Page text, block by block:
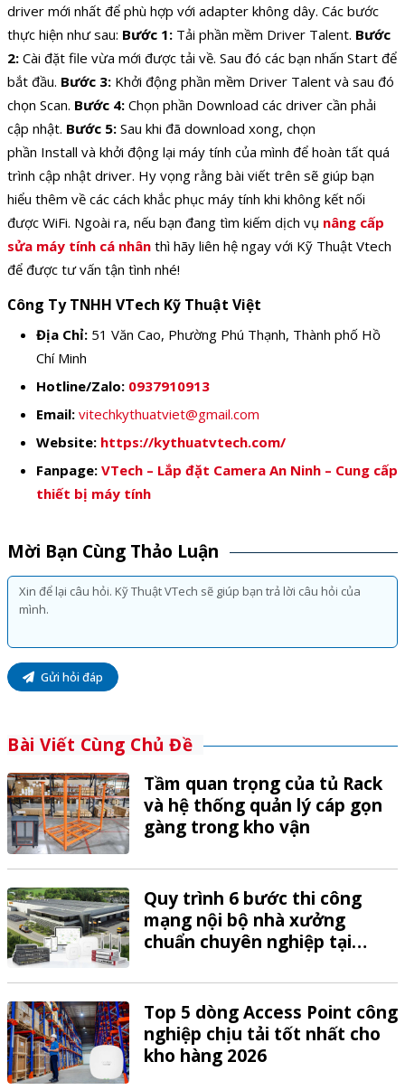
driver mới nhất để phù hợp với adapter không dây. Các bước
thực hiện như sau: Bước 1: Tải phần mềm Driver Talent. Bước
2: Cài đặt file vừa mới được tải về. Sau đó các bạn nhấn Start để
bắt đầu. Bước 3: Khởi động phần mềm Driver Talent và sau đó
chọn Scan. Bước 4: Chọn phần Download các driver cần phải
cập nhật. Bước 5: Sau khi đã download xong, chọn
phần Install và khởi động lại máy tính của mình để hoàn tất quá
trình cập nhật driver. Hy vọng rằng bài viết trên sẽ giúp bạn
hiểu thêm về các cách khắc phục máy tính khi không kết nối
được WiFi. Ngoài ra, nếu bạn đang tìm kiếm dịch vụ nâng cấp
sửa máy tính cá nhân thì hãy liên hệ ngay với Kỹ Thuật Vtech
để được tư vấn tận tình nhé!
Công Ty TNHH VTech Kỹ Thuật Việt
Địa Chỉ: 51 Văn Cao, Phường Phú Thạnh, Thành phố Hồ
Chí Minh
Hotline/Zalo: 0937910913
Email: vitechkythuatviet@gmail.com
Website: https://kythuatvtech.com/
Fanpage: VTech – Lắp đặt Camera An Ninh – Cung cấp
thiết bị máy tính
Mời Bạn Cùng Thảo Luận
Gửi hỏi đáp
Bài Viết Cùng Chủ Đề
Tầm quan trọng của tủ Rack
và hệ thống quản lý cáp gọn
gàng trong kho vận
Quy trình 6 bước thi công
mạng nội bộ nhà xưởng
chuẩn chuyên nghiệp tại
Top 5 dòng Access Point công
nghiệp chịu tải tốt nhất cho
kho hàng 2026